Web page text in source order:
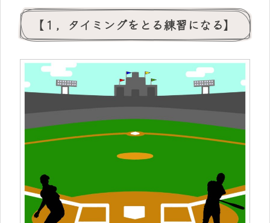
【１，タイミングをとる練習になる】